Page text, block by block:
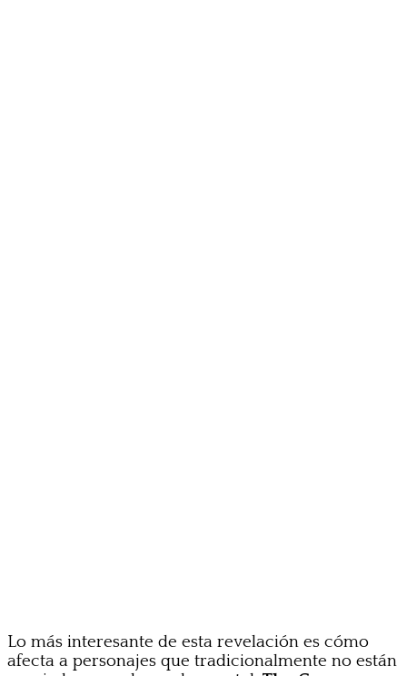
Lo más interesante de esta revelación es cómo
afecta a personajes que tradicionalmente no están